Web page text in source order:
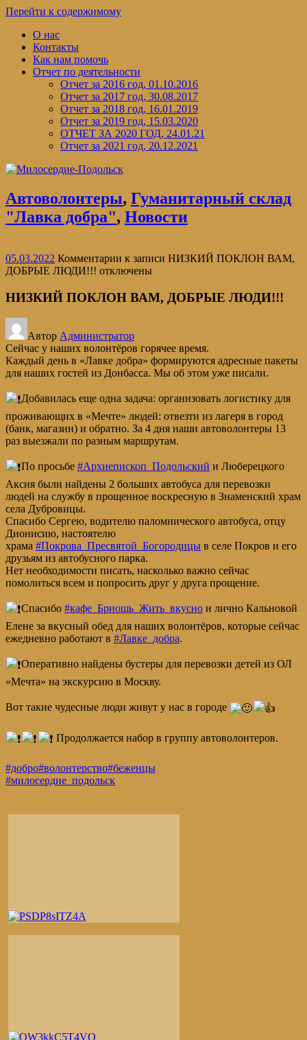
Перейти к содержимому
О нас
Контакты
Как нам помочь
Отчет по деятельности
Отчет за 2016 год, 01.10.2016
Отчет за 2017 год, 30.08.2017
Отчет за 2018 год, 16.01.2019
Отчет за 2019 год, 15.03.2020
ОТЧЕТ ЗА 2020 ГОД, 24.01.21
Отчет за 2021 год, 20.12.2021
Автоволонтеры, Гуманитарный склад
"Лавка добра", Новости
05.03.2022 Комментарии к записи НИЗКИЙ ПОКЛОН ВАМ,
ДОБРЫЕ ЛЮДИ!!! отключены
НИЗКИЙ ПОКЛОН ВАМ, ДОБРЫЕ ЛЮДИ!!!
Автор Администратор
Сейчас у наших волонтёров горячее время.
Каждый день в «Лавке добра» формируются адресные пакеты
для наших гостей из Донбасса. Мы об этом уже писали.
Добавилась еще одна задача: организовать логистику для
проживающих в «Мечте» людей: отвезти из лагеря в город
(банк, магазин) и обратно. За 4 дня наши автоволонтеры 13
раз выезжали по разным маршрутам.
По просьбе#Архиепископ_Подольский и Люберецкого
Аксия были найдены 2 больших автобуса для перевозки
людей на службу в прощенное воскресную в Знаменский храм
села Дубровицы.
Спасибо Сергею, водителю паломнического автобуса, отцу
Дионисию, настоятелю
храма #Покрова_Пресвятой_Богородицы в селе Покров и его
друзьям из автобусного парка.
Нет необходимости писать, насколько важно сейчас
помолиться всем и попросить друг у друга прощение.
Спасибо#кафе_Бриошь_Жить_вкусно и лично Кальновой
Елене за вкусный обед для наших волонтёров, которые сейчас
ежедневно работают в #Лавке_добра.
Оперативно найдены бустеры для перевозки детей из ОЛ
«Мечта» на экскурсию в Москву.
Вот такие чудесные люди живут у нас в городе
Продолжается набор в группу автоволонтеров.
#добро#волонтерство#беженцы
#милосердие_подольск